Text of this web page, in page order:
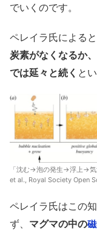
でいくのです。
ペレイラ氏によると
炭素がなくなるか
では延々と続く と
「沈む→泡の発生→浮上→
et al., Royal Society Open
ペレイラ氏はこの
ず、 マグマの中の